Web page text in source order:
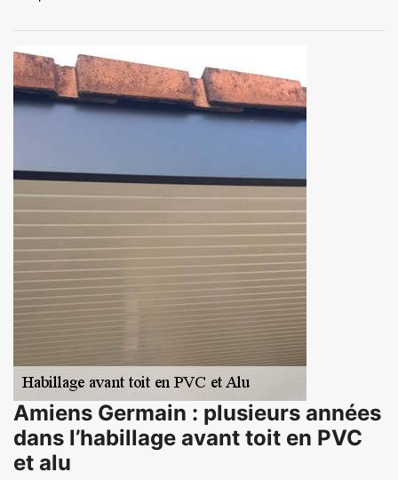
Amiens Germain : plusieurs années
dans l’habillage avant toit en PVC
et alu